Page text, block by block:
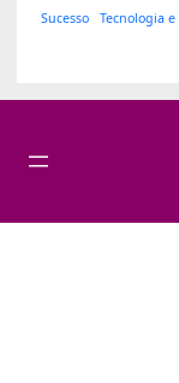
Sucesso
Tecnologia